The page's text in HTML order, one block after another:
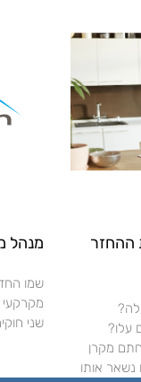
ההחזר
עלו?
מקרן
אותו
מנהל
שמו
שני